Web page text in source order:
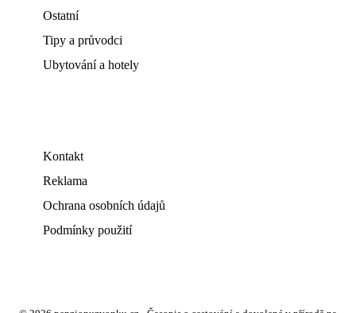
Ostatní
Tipy a průvodci
Ubytování a hotely
Kontakt
Reklama
Ochrana osobních údajů
Podmínky použití